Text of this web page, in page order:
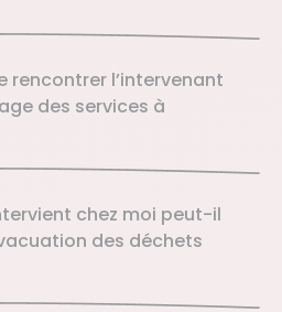
rencontrer l’intervenant
des services à
chez moi peut-il
des déchets